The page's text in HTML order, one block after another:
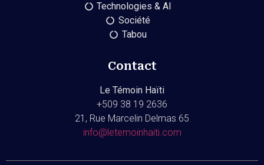
Technologies & AI
Société
Tabou
Contact
Le Témoin Haïti
+509 38 19 2636
21, Rue Marcelin Delmas 65
info@letemoinhaiti.com